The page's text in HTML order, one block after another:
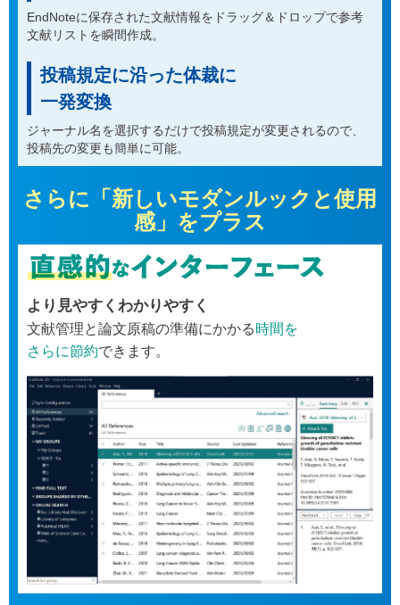
EndNoteに保存された文献情報をドラッグ＆ドロップで参考
文献リストを瞬間作成。
投稿規定に沿った体裁に
一発変換
ジャーナル名を選択するだけで投稿規定が変更されるので、
投稿先の変更も簡単に可能。
さらに「新しいモダンルックと使用
感」をプラス
より見やすくわかりやすく
文献管理と論文原稿の準備にかかる時間を
さらに節約できます。